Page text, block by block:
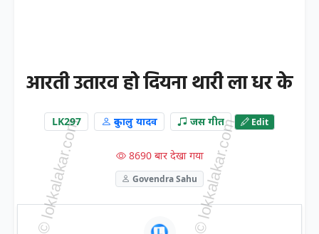
आरती उतारव हो दियना थारी ला धर के
LK297 दुकालु यादव जस गीत Edit
8690 बार देखा गया
Govendra Sahu